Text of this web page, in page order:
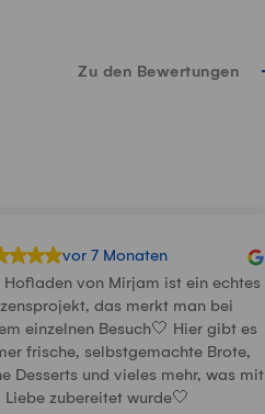
Zu den Bewertungen
vor 7 Monaten
Hofladen von Mirjam ist ein echtes
das merkt man bei
einzelnen Besuch🤍 Hier gibt es
frische, selbstgemachte Brote,
Desserts und vieles mehr, was mit
Liebe zubereitet wurde🤍